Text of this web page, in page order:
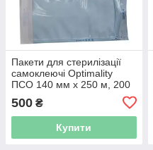
Пакети для стерилізації
самоклеючі Optimality
ПСО 140 мм х 250 м, 200
500 ₴
Купити